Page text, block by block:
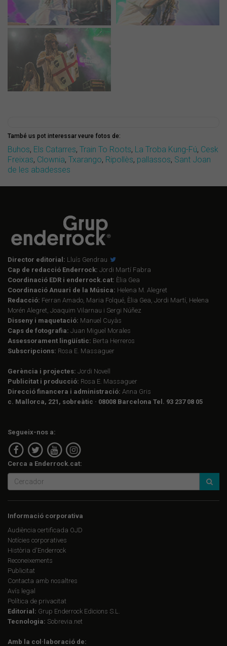
També us pot interessar veure fotos de:
Buhos, Els Catarres, Train To Roots, La Troba Kung-Fú, Cesk
Freixas, Clownia, Txarango, Ripollès, pallassos, Sant Joan
de les abadesses
Director editorial: Lluís Gendrau
Cap de redacció Enderrock: Jordi Martí Fabra
Coordinació EDR i enderrock.cat: Èlia Gea
Coordinació Anuari de la Música: Helena M. Alegret
Redacció: Ferran Amado, Maria Folqué, Èlia Gea, Jordi Martí, Helena
Morén Alegret, Joaquim Vilarnau i Sergi Núñez
Disseny i maquetació: Manuel Cuyàs
Caps de fotografia: Juan Miguel Morales
Assessorament lingüístic: Berta Herreros
Subscripcions: Rosa E. Massaguer
Gerència i projectes: Jordi Novell
Publicitat i producció: Rosa E. Massaguer
Direcció financera i administració: Anna Gris
c. Mallorca, 221, sobreàtic · 08008 Barcelona Tel. 93 237 08 05
Segueix-nos a:
Cerca a Enderrock.cat:
Informació corporativa
Audiència certificada OJD
Notícies corporatives
Història d'Enderrock
Reconeixements
Publicitat
Contacta amb nosaltres
Avís legal
Política de privacitat
Editorial: Grup Enderrock Edicions S.L.
Tecnologia: Sobrevia.net
Amb la col·laboració de: